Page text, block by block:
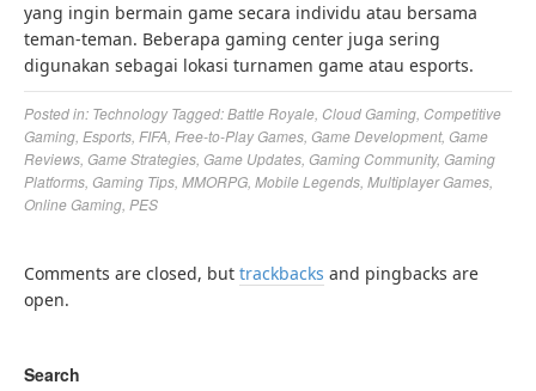
yang ingin bermain game secara individu atau bersama
teman-teman. Beberapa gaming center juga sering
digunakan sebagai lokasi turnamen game atau esports.
Posted in: Technology Tagged:Battle Royale Cloud Gaming Competitive
Gaming Esports FIFA Free-to-Play Games Game Development, Game
Reviews Game Strategies Game Updates Gaming Community, Gaming
Platforms Gaming Tips MMORPG Mobile Legends Multiplayer Games
Online Gaming PES
Comments are closed, but trackbacks and pingbacks are
open.
Search